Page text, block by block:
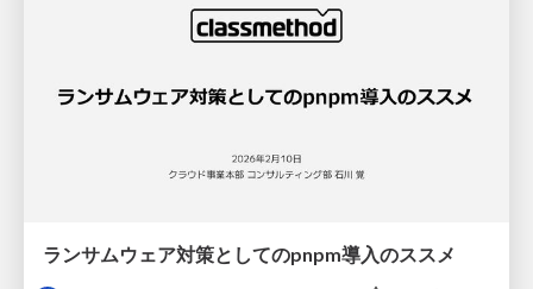
ランサムウェア対策としてのpnpm導入のススメ